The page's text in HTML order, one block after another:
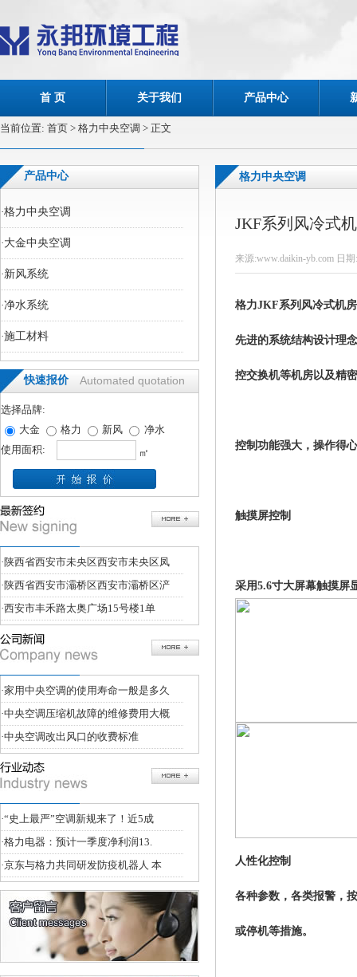
首 页 关于我们 产品中心
当前位置: 首页 > 格力中央空调 > 正文
产品中心
·格力中央空调
·大金中央空调
·新风系统
·净水系统
·施工材料
快速报价 Automated quotation
选择品牌:
大金
格力 新风
净水
使用面积:
㎡
·陕西省西安市未央区西安市未央区凤
·陕西省西安市灞桥区西安市灞桥区浐
·西安市丰禾路太奥广场15号楼1单
·家用中央空调的使用寿命一般是多久
·中央空调压缩机故障的维修费用大概
·中央空调改出风口的收费标准
·“史上最严”空调新规来了！近5成
·格力电器：预计一季度净利润13.
·京东与格力共同研发防疫机器人 本
格力中央空调
JKF系列风冷式
来源:www.daikin-yb.com 日期
格力JKF系列风冷式机
先进的系统结构设计理
控交换机等机房以及精
控制功能强大，操作得
触摸屏控制
采用5.6寸大屏幕触摸屏
人性化控制
各种参数，各类报警，
或停机等措施。